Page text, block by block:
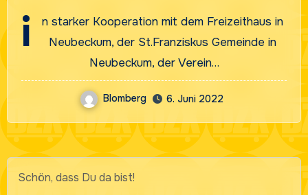
i
n starker Kooperation mit dem Freizeithaus in
Neubeckum, der St.Franziskus Gemeinde in
Neubeckum, der Verein…
Blomberg 6. Juni 2022
Schön, dass Du da bist!